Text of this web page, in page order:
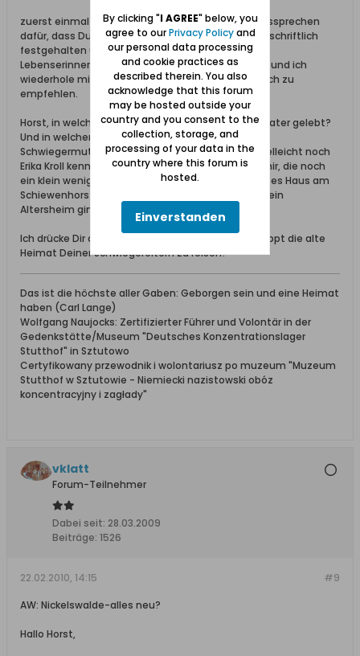
zuerst einmal möchte ich Dir ein großes DANKE aussprechen
dafür, dass Du das Leben Deines Schwiegervaters schriftlich
festgehalten und veröffentlicht hast. Diese
Lebenserinnerungen sind etwas ganz Besonderes und ich
wiederhole mich gerne um noch einmal dieses Buch zu
empfehlen.
Horst, in welcher Straße hat denn Dein Schwiegervater gelebt?
Und in welcher Straße in Schiewenhorst Deine
Schwiegermutter? Deine Schwiegermutter wird vielleicht noch
Erika Kroll kennen, eine entfernte Verwandte von mir, die noch
ein klein wenig älter ist als sie und nun leider ihr altes Haus am
Schiewenhorster Damm verlassen musste und in ein
Altersheim ging.
Ich drücke Dir die Daumen, dass Euer Vorhaben klappt die alte
Heimat Deiner Schwiegereltern zu reisen!
Das ist die höchste aller Gaben: Geborgen sein und eine Heimat
haben (Carl Lange)
Wolfgang Naujocks: Zertifizierter Führer und Volontär in der
Gedenkstätte/Museum "Deutsches Konzentrationslager
Stutthof" in Sztutowo
Certyfikowany przewodnik i wolontariusz po muzeum "Muzeum
Stutthof w Sztutowie - Niemiecki nazistowski obóz
koncentracyjny i zagłady"
vklatt
Forum-Teilnehmer
Dabei seit: 28.03.2009
Beiträge: 1526
#9
22.02.2010, 14:15
AW: Nickelswalde-alles neu?
Hallo Horst,
By clicking "I AGREE" below, you
agree to ourPrivacy Policyand
our personal data processing
and cookie practices as
described therein. You also
acknowledge that this forum
may be hosted outside your
country and you consent to the
collection, storage, and
processing of your data in the
country where this forum is
hosted.
Einverstanden